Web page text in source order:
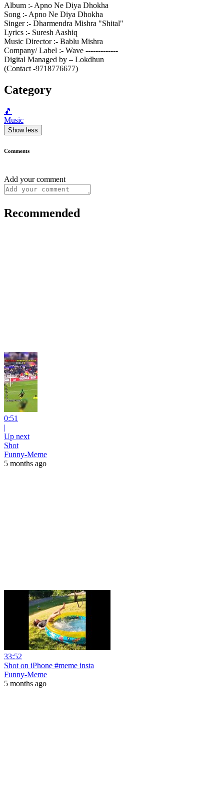
Album :- Apno Ne Diya Dhokha
Song :- Apno Ne Diya Dhokha
Singer :- Dharmendra Mishra "Shital"
Lyrics :- Suresh Aashiq
Music Director :- Bablu Mishra
Company/ Label :- Wave -------------
Digital Managed by – Lokdhun
(Contact -9718776677)
Category
🎵
Music
Show less
Comments
Add your comment
Recommended
0:51
|
Up next
Shot
Funny-Meme
5 months ago
33:52
Shot on iPhone #meme insta
Funny-Meme
5 months ago